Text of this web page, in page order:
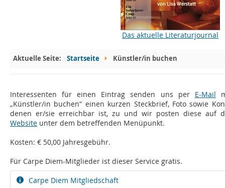
Das aktuelle Literaturjournal
Aktuelle Seite: Startseite Künstler/in buchen
Interessenten für einen Eintrag senden uns per E-Mail
„Künstler/in buchen“ einen kurzen Steckbrief, Foto sowie
denen er/sie erreichbar ist, zu und wir posten diese auf
Website unter dem betreffenden Menüpunkt.
Kosten: € 50,00 Jahresgebühr.
Für Carpe Diem-Mitglieder ist dieser Service gratis.
Carpe Diem Mitgliedschaft